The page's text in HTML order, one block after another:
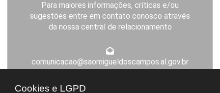
Para maiores informações, críticas e/ou
sugestões entre em contato conosco através
da nossa central de relacionamento
comunicacao@saomigueldoscampos.al.gov.br
Expediente da Prefeitura
Cookies e LGPD